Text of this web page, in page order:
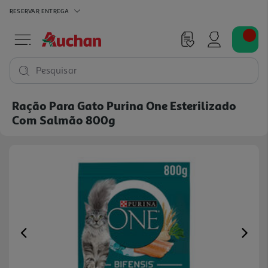
RESERVAR ENTREGA
Pesquisar
Ração Para Gato Purina One Esterilizado
Com Salmão 800g
Previous